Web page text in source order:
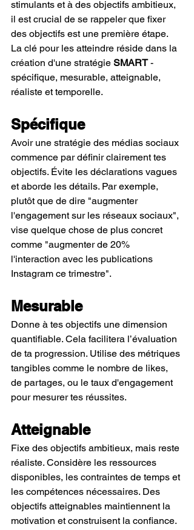
stimulants et à des objectifs ambitieux,
il est crucial de se rappeler que fixer
des objectifs est une première étape.
La clé pour les atteindre réside dans la
création d'une stratégie SMART -
spécifique, mesurable, atteignable,
réaliste et temporelle.
Spécifique
Avoir une stratégie des médias sociaux
commence par définir clairement tes
objectifs. Évite les déclarations vagues
et aborde les détails. Par exemple,
plutôt que de dire "augmenter
l'engagement sur les réseaux sociaux",
vise quelque chose de plus concret
comme "augmenter de 20%
l'interaction avec les publications
Instagram ce trimestre".
Mesurable
Donne à tes objectifs une dimension
quantifiable. Cela facilitera l’évaluation
de ta progression. Utilise des métriques
tangibles comme le nombre de likes,
de partages, ou le taux d'engagement
pour mesurer tes réussites.
Atteignable
Fixe des objectifs ambitieux, mais reste
réaliste. Considère les ressources
disponibles, les contraintes de temps et
les compétences nécessaires. Des
objectifs atteignables maintiennent la
motivation et construisent la confiance.